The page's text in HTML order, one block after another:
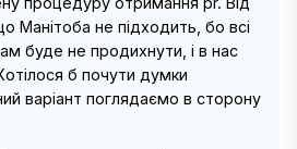
Манітоба не підходить, бо всі
буде не продихнути, і в нас
б почути думки
варіант поглядаємо в сторону